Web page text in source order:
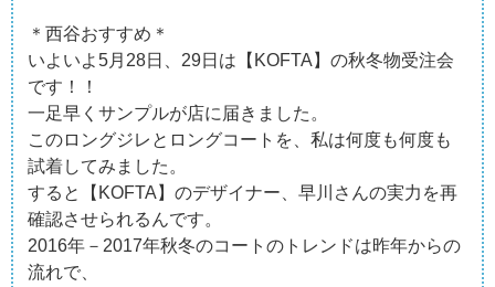
＊西谷おすすめ＊
いよいよ5月28日、29日は【KOFTA】の秋冬物受注会
です！！
一足早くサンプルが店に届きました。
このロングジレとロングコートを、私は何度も何度も
試着してみました。
すると【KOFTA】のデザイナー、早川さんの実力を再
確認させられるんです。
2016年－2017年秋冬のコートのトレンドは昨年からの
流れで、